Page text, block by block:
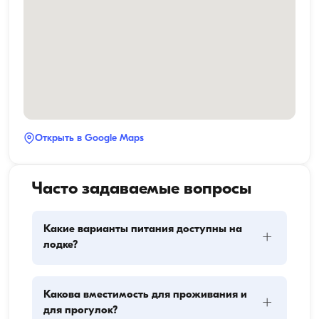
Открыть в Google Maps
Часто задаваемые вопросы
Какие варианты питания доступны на
лодке?
+
основных компонента: закупку провизии и
Какова вместимость для проживания и
для прогулок?
+